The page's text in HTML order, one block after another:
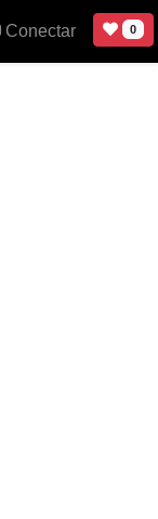
Conectar 0